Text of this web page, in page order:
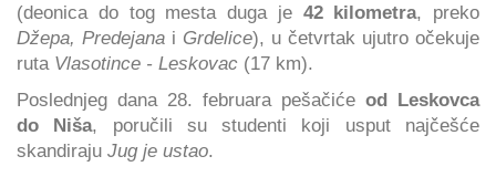
(deonica do tog mesta duga je 42 kilometra, preko
Džepa, Predejana i Grdelice), u četvrtak ujutro očekuje
ruta Vlasotince - Leskovac (17 km).
Poslednjeg dana 28. februara pešačiće od Leskovca
do Niša, poručili su studenti koji usput najčešće
skandiraju Jug je ustao.